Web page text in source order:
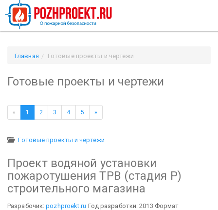
Главная Готовые проекты и чертежи
Готовые проекты и чертежи
« 1 2 3 4 5 »
Готовые проекты и чертежи
Проект водяной установки
пожаротушения ТРВ (стадия Р)
строительного магазина
Разрабочик:pozhproekt.ru Год разработки: 2013 Формат